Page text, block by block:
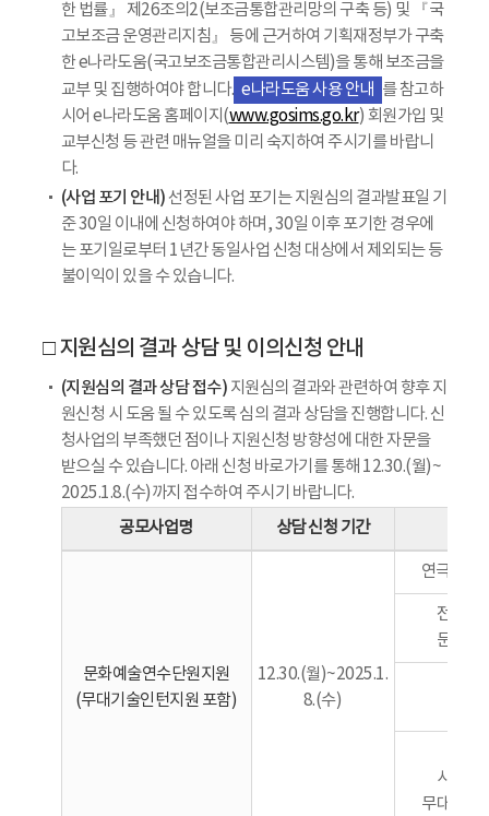
한 법률』 제26조의2(보조금통합관리망의 구축 등) 및 『국
고보조금 운영관리지침』 등에 근거하여 기획재정부가 구축
한 e나라도움(국고보조금통합관리시스템)을 통해 보조금을
교부 및 집행하여야 합니다. e나라도움 사용 안내 를 참고하
시어 e나라도움 홈페이지(www.gosims.go.kr) 회원가입 및
교부신청 등 관련 매뉴얼을 미리 숙지하여 주시기를 바랍니
다.
(사업 포기 안내) 선정된 사업 포기는 지원심의 결과발표일 기
준 30일 이내에 신청하여야 하며, 30일 이후 포기한 경우에
는 포기일로부터 1년간 동일사업 신청 대상에서 제외되는 등
불이익이 있을 수 있습니다.
□ 지원심의 결과 상담 및 이의신청 안내
(지원심의 결과 상담 접수) 지원심의 결과와 관련하여 향후 지
원신청 시 도움 될 수 있도록 심의 결과 상담을 진행합니다. 신
청사업의 부족했던 점이나 지원신청 방향성에 대한 자문을
받으실 수 있습니다. 아래 신청 바로가기를 통해 12.30.(월)~
2025.1.8.(수)까지 접수하여 주시기 바랍니다.
공모사업명
상담 신청 기간
문화예술연수단원지원
(무대기술인턴지원 포함)
12.30.(월)~2025.1.
8.(수)
연극‧뮤
전통예
문화일
시각예
무대기술